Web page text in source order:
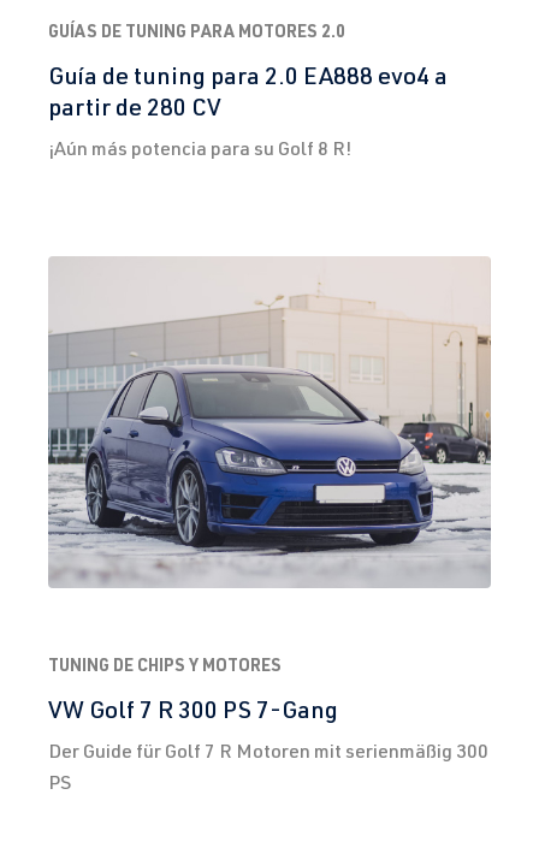
GUÍAS DE TUNING PARA MOTORES 2.0
Guía de tuning para 2.0 EA888 evo4 a
partir de 280 CV
¡Aún más potencia para su Golf 8 R!
TUNING DE CHIPS Y MOTORES
VW Golf 7 R 300 PS 7-Gang
Der Guide für Golf 7 R Motoren mit serienmäßig 300
PS